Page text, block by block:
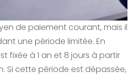
de paiement courant, mais il
une période limitée. En
fixée à 1 an et 8 jours à partir
Si cette période est dépassée,